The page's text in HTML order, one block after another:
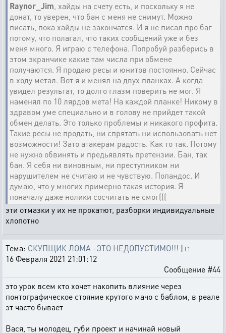
Raynor_Jim , хайды на счету есть, и поскольку я не
донат, то уверен, что бан с меня не снимут. Можно
писать, пока хайды не закончатся. И я не писал про баг
потому, что полагал, что таких сообщений уже и без
меня много. Я играю с телефона. Попробуй разберись в
этом экранчике какие там числа при обмене
получаются. Я продаю ресы и юнитов постоянно. Сейчас
в ходу метал. Вот я и менял на двух планках. А когда
увидел результат, то долго глазм поверить не мог. Я
наменял по 10 лярдов мета! На каждой планке! Никому в
здравом уме специально и в голову не прийдет такой
обмен делать. Это только проблемы и никакого профита.
Такие ресы не продать, ни спрятать ни использовать нет
возможности! Зато атакерам радость. Как то так. Потому
не нужно обвинять и предьявлять претензии. Бан, так
бан. Я себя ни виновным, ни преступником ни
нарушителем не считаю и не чувствую. Попандос. И
думаю, что у многих примерно такая история. Я
поначалу даже нолики сосчитать не смог(((
эти отмазки у их не прокатют, разборки индивидуальные
хлопотно
Тема: СКУПЩИК ЛОМА -ЭТО НЕДОПУСТИМО!!! |
16 Февраля 2021 21:01:12
Сообщение #44
это урок всем кто хочет накопить влияние через
понтографическое стояние крутого мачо с баблом, в реале
эт часто бывает
Вася, ты молодец, губи проект и начинай новый